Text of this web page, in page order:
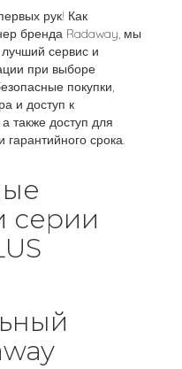
рук! Как
бренда Radaway, мы
сервис и
при выборе
покупки,
и доступ к
также доступ для
гарантийного срока.
серии